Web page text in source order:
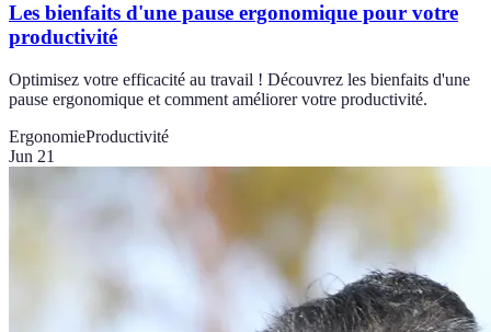
Les bienfaits d'une pause ergonomique pour votre
productivité
Optimisez votre efficacité au travail ! Découvrez les bienfaits d'une
pause ergonomique et comment améliorer votre productivité.
ErgonomieProductivité
Jun 21